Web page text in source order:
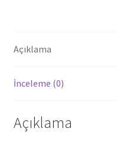
Açıklama
İnceleme (0)
Açıklama